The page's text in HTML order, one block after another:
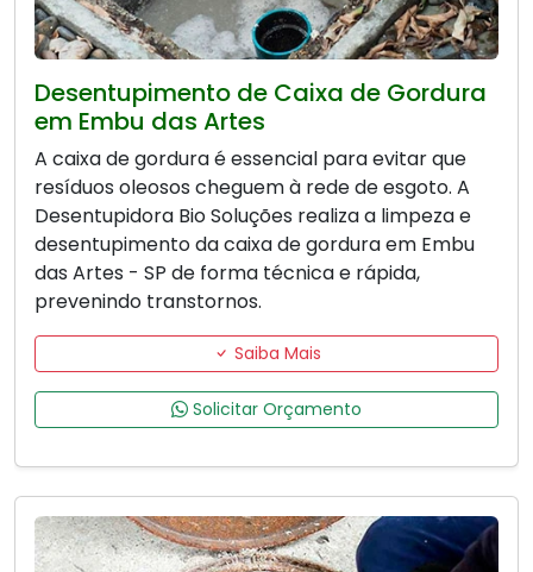
Desentupimento de Caixa de Gordura
em Embu das Artes
A caixa de gordura é essencial para evitar que
resíduos oleosos cheguem à rede de esgoto. A
Desentupidora Bio Soluções realiza a limpeza e
desentupimento da caixa de gordura em Embu
das Artes - SP de forma técnica e rápida,
prevenindo transtornos.
Saiba Mais
Solicitar Orçamento